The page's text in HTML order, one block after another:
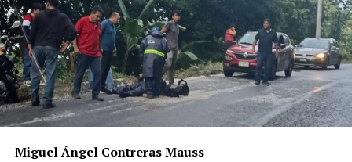
RELATED TOPICS:
DESPUÉS
Cae venezolano con tarjetas bancarias
ANTES
Miguel Ángel Contreras Mauss